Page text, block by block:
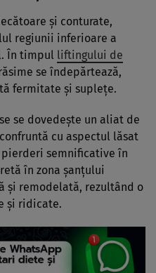
și conturate,
regiunii inferioare a
În timpul liftingului de
se îndepărtează,
fermitate și suplețe.
se dovedește un aliat de
cu aspectul lăsat
semnificative în
în zona șanțului
și remodelată, rezultând o
și ridicate.